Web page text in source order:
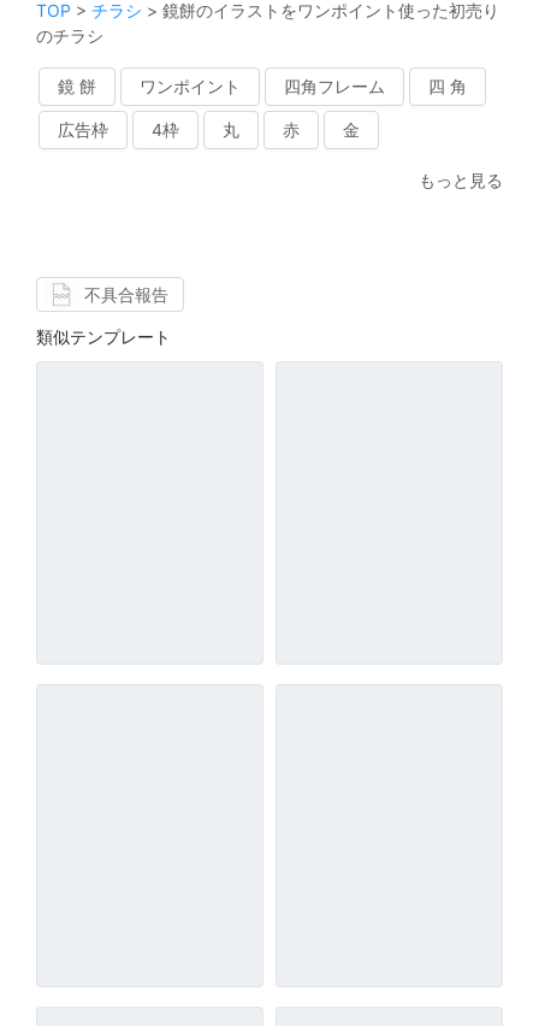
TOP > チラシ > 鏡餅のイラストをワンポイント使った初売り
のチラシ
鏡 餅 ワンポイント 四角フレーム 四 角
広告枠 4枠 丸 赤 金
もっと見る
不具合報告
類似テンプレート